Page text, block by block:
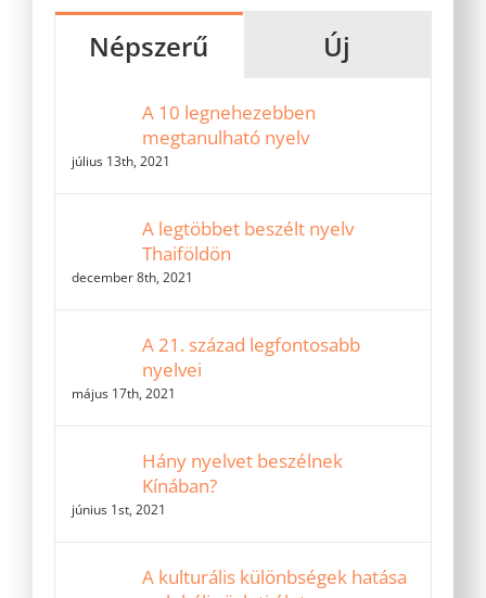
Népszerű Új
A 10 legnehezebben
megtanulható nyelv
július 13th, 2021
A legtöbbet beszélt nyelv
Thaiföldön
december 8th, 2021
A 21. század legfontosabb
nyelvei
május 17th, 2021
Hány nyelvet beszélnek
Kínában?
június 1st, 2021
A kulturális különbségek hatása